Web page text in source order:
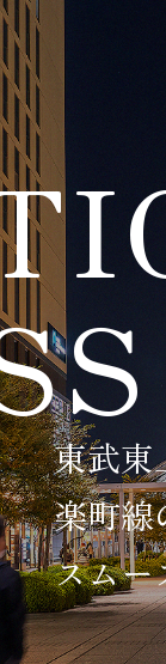
東武東
楽町線
スムー